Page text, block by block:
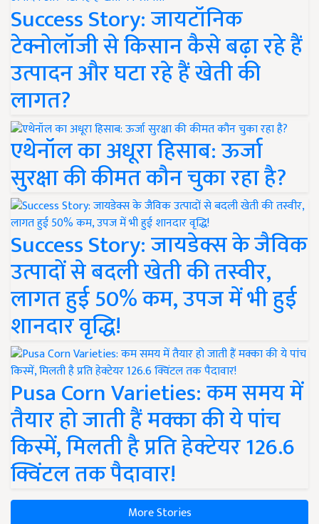
Success Story: जायटॉनिक
टेक्नोलॉजी से किसान कैसे बढ़ा रहे हैं
उत्पादन और घटा रहे हैं खेती की
लागत?
एथेनॉल का अधूरा हिसाब: ऊर्जा
सुरक्षा की कीमत कौन चुका रहा है?
Success Story: जायडेक्स के जैविक
उत्पादों से बदली खेती की तस्वीर,
लागत हुई 50% कम, उपज में भी हुई
शानदार वृद्धि!
Pusa Corn Varieties: कम समय में
तैयार हो जाती हैं मक्का की ये पांच
किस्में, मिलती है प्रति हेक्टेयर 126.6
क्विंटल तक पैदावार!
More Stories